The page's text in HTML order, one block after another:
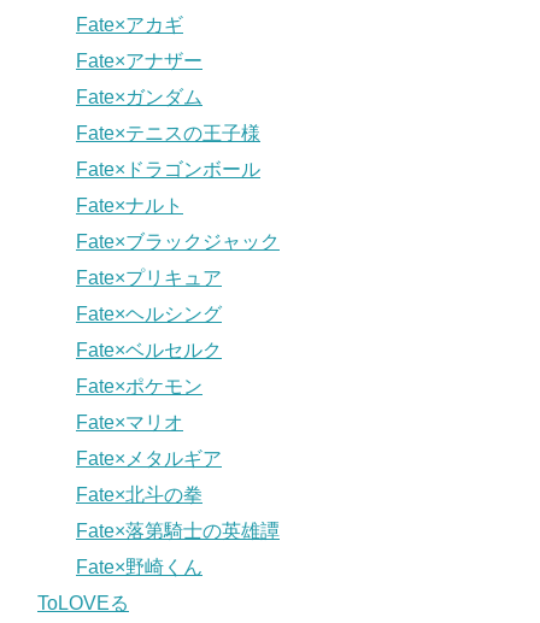
Fate×アカギ
Fate×アナザー
Fate×ガンダム
Fate×テニスの王子様
Fate×ドラゴンボール
Fate×ナルト
Fate×ブラックジャック
Fate×プリキュア
Fate×ヘルシング
Fate×ベルセルク
Fate×ポケモン
Fate×マリオ
Fate×メタルギア
Fate×北斗の拳
Fate×落第騎士の英雄譚
Fate×野崎くん
ToLOVEる